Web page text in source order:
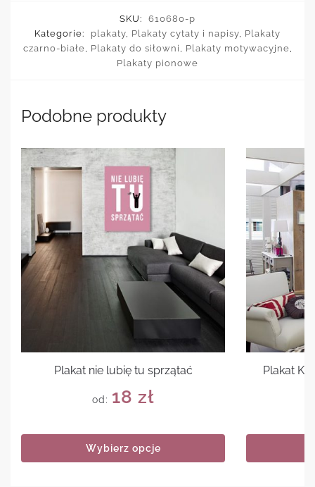
SKU:
610680-p
Kategorie:
plakaty Plakaty cytaty i napisy Plakaty
czarno-białe
Plakaty do siłowni Plakaty motywacyjne
Plakaty pionowe
Podobne produkty
Plakat nie lubię tu sprzątać
od: 18 zł
Wybierz opcje
Plakat